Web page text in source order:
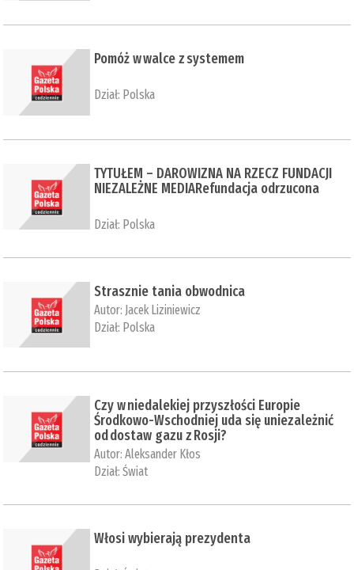
Pomóż w walce z systemem
Dział: Polska
TYTUŁEM – DAROWIZNA NA RZECZ FUNDACJI
NIEZALEŻNE MEDIARefundacja odrzucona
Dział: Polska
Strasznie tania obwodnica
Autor: Jacek Liziniewicz
Dział: Polska
Czy w niedalekiej przyszłości Europie
Środkowo-Wschodniej uda się uniezależnić
od dostaw gazu z Rosji?
Autor:Aleksander Kłos
Dział:Świat
Włosi wybierają prezydenta